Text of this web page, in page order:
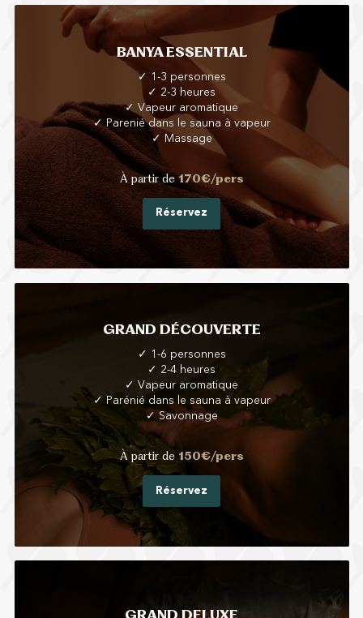
BANYA ESSENTIAL
✓ 1-3 personnes
✓ 2-3 heures
✓ Vapeur aromatique
✓ Parenié dans le sauna à vapeur
✓ Massage
À partir de 170€/pers
Réservez
GRAND DÉCOUVERTE
✓ 1-6 personnes
✓ 2-4 heures
✓ Vapeur aromatique
✓ Parénié dans le sauna à vapeur
✓ Savonnage
À partir de 150€/pers
Réservez